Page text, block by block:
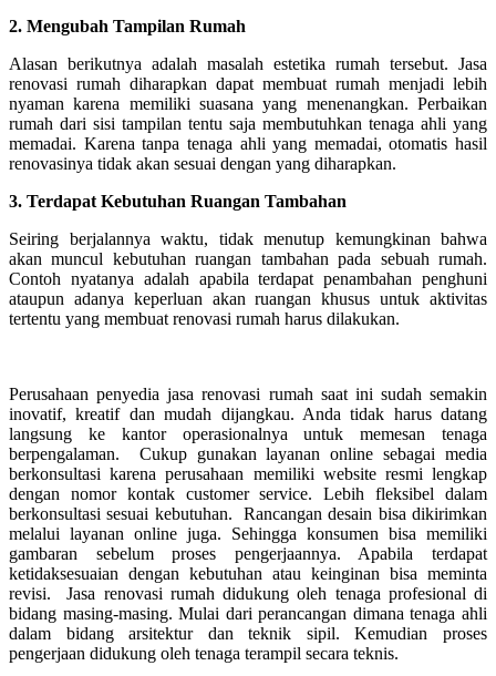
2. Mengubah Tampilan Rumah
Alasan berikutnya adalah masalah estetika rumah tersebut. Jasa
renovasi rumah diharapkan dapat membuat rumah menjadi lebih
nyaman karena memiliki suasana yang menenangkan. Perbaikan
rumah dari sisi tampilan tentu saja membutuhkan tenaga ahli yang
memadai. Karena tanpa tenaga ahli yang memadai, otomatis hasil
renovasinya tidak akan sesuai dengan yang diharapkan.
3. Terdapat Kebutuhan Ruangan Tambahan
Seiring berjalannya waktu, tidak menutup kemungkinan bahwa
akan muncul kebutuhan ruangan tambahan pada sebuah rumah.
Contoh nyatanya adalah apabila terdapat penambahan penghuni
ataupun adanya keperluan akan ruangan khusus untuk aktivitas
tertentu yang membuat renovasi rumah harus dilakukan.
Perusahaan penyedia jasa renovasi rumah saat ini sudah semakin
inovatif, kreatif dan mudah dijangkau. Anda tidak harus datang
langsung ke kantor operasionalnya untuk memesan tenaga
berpengalaman. Cukup gunakan layanan online sebagai media
berkonsultasi karena perusahaan memiliki website resmi lengkap
dengan nomor kontak customer service. Lebih fleksibel dalam
berkonsultasi sesuai kebutuhan. Rancangan desain bisa dikirimkan
melalui layanan online juga. Sehingga konsumen bisa memiliki
gambaran sebelum proses pengerjaannya. Apabila terdapat
ketidaksesuaian dengan kebutuhan atau keinginan bisa meminta
revisi. Jasa renovasi rumah didukung oleh tenaga profesional di
bidang masing-masing. Mulai dari perancangan dimana tenaga ahli
dalam bidang arsitektur dan teknik sipil. Kemudian proses
pengerjaan didukung oleh tenaga terampil secara teknis.